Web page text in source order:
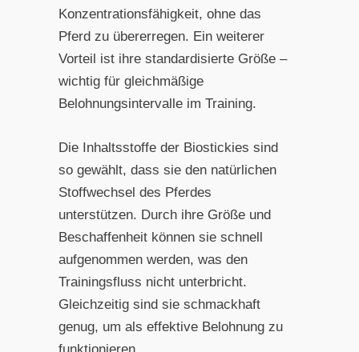
Konzentrationsfähigkeit, ohne das
Pferd zu übererregen. Ein weiterer
Vorteil ist ihre standardisierte Größe –
wichtig für gleichmäßige
Belohnungsintervalle im Training.
Die Inhaltsstoffe der Biostickies sind
so gewählt, dass sie den natürlichen
Stoffwechsel des Pferdes
unterstützen. Durch ihre Größe und
Beschaffenheit können sie schnell
aufgenommen werden, was den
Trainingsfluss nicht unterbricht.
Gleichzeitig sind sie schmackhaft
genug, um als effektive Belohnung zu